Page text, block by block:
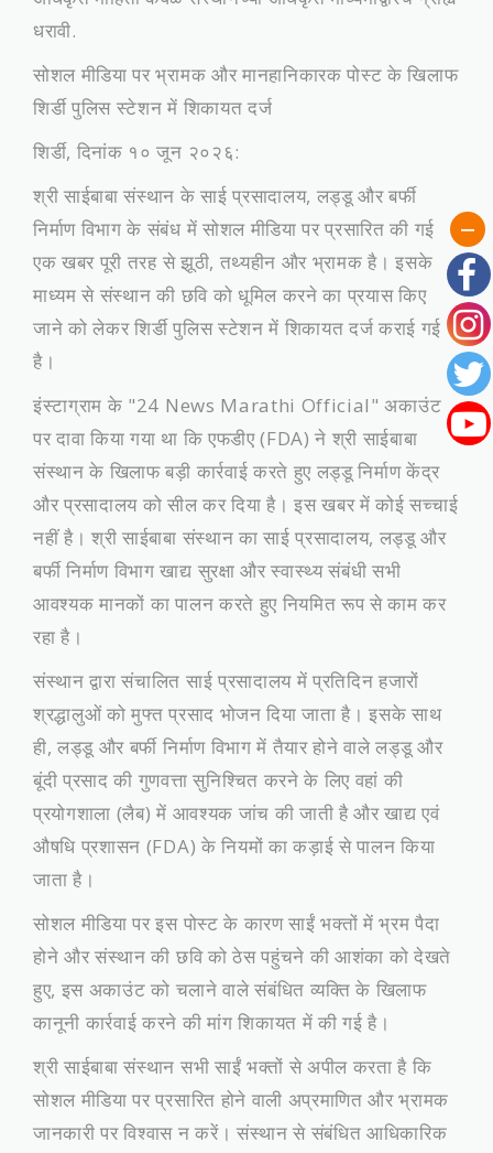
धरावी.
सोशल मीडिया पर भ्रामक और मानहानिकारक पोस्ट के खिलाफ
शिर्डी पुलिस स्टेशन में शिकायत दर्ज
​शिर्डी, दिनांक १० जून २०२६:
श्री साईबाबा संस्थान के साई प्रसादालय, लड्डू और बर्फी
निर्माण विभाग के संबंध में सोशल मीडिया पर प्रसारित की गई
एक खबर पूरी तरह से झूठी, तथ्यहीन और भ्रामक है। इसके
माध्यम से संस्थान की छवि को धूमिल करने का प्रयास किए
जाने को लेकर शिर्डी पुलिस स्टेशन में शिकायत दर्ज कराई गई
है।
​इंस्टाग्राम के "24 News Marathi Official" अकाउंट
पर दावा किया गया था कि एफडीए (FDA) ने श्री साईबाबा
संस्थान के खिलाफ बड़ी कार्रवाई करते हुए लड्डू निर्माण केंद्र
और प्रसादालय को सील कर दिया है। इस खबर में कोई सच्चाई
नहीं है। श्री साईबाबा संस्थान का साई प्रसादालय, लड्डू और
बर्फी निर्माण विभाग खाद्य सुरक्षा और स्वास्थ्य संबंधी सभी
आवश्यक मानकों का पालन करते हुए नियमित रूप से काम कर
रहा है।
​संस्थान द्वारा संचालित साई प्रसादालय में प्रतिदिन हजारों
श्रद्धालुओं को मुफ्त प्रसाद भोजन दिया जाता है। इसके साथ
ही, लड्डू और बर्फी निर्माण विभाग में तैयार होने वाले लड्डू और
बूंदी प्रसाद की गुणवत्ता सुनिश्चित करने के लिए वहां की
प्रयोगशाला (लैब) में आवश्यक जांच की जाती है और खाद्य एवं
औषधि प्रशासन (FDA) के नियमों का कड़ाई से पालन किया
जाता है।
​सोशल मीडिया पर इस पोस्ट के कारण साईं भक्तों में भ्रम पैदा
होने और संस्थान की छवि को ठेस पहुंचने की आशंका को देखते
हुए, इस अकाउंट को चलाने वाले संबंधित व्यक्ति के खिलाफ
कानूनी कार्रवाई करने की मांग शिकायत में की गई है।
​श्री साईबाबा संस्थान सभी साईं भक्तों से अपील करता है कि
सोशल मीडिया पर प्रसारित होने वाली अप्रमाणित और भ्रामक
जानकारी पर विश्वास न करें। संस्थान से संबंधित आधिकारिक